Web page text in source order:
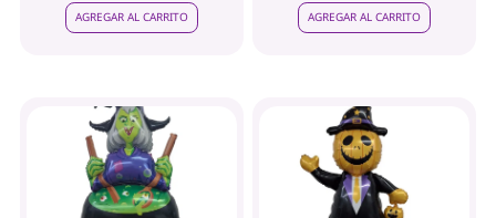
AGREGAR AL CARRITO AGREGAR AL CARRITO